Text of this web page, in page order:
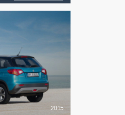
2015